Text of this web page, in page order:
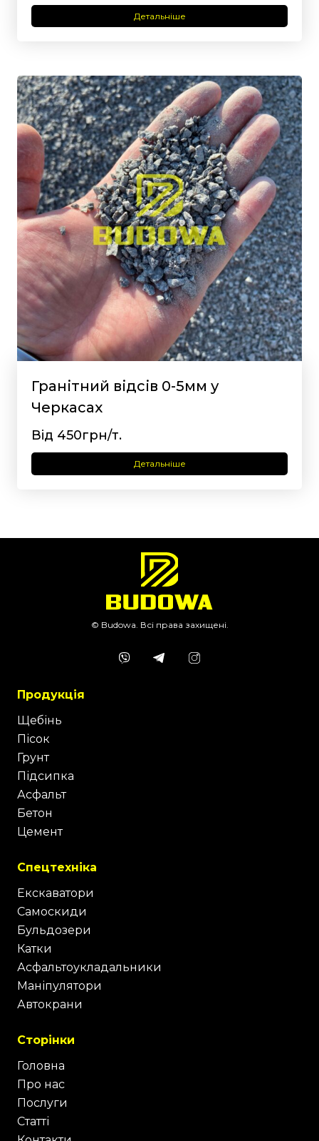
Детальніше
Гранітний відсів 0-5мм у
Черкасах
Від 450грн/т.
Детальніше
© Budowa. Всі права захищені.
Продукція
Щебінь
Пісок
Грунт
Підсипка
Асфальт
Бетон
Цемент
Спецтехніка
Екскаватори
Самоскиди
Бульдозери
Катки
Асфальтоукладальники
Маніпулятори
Автокрани
Сторінки
Головна
Про нас
Послуги
Статті